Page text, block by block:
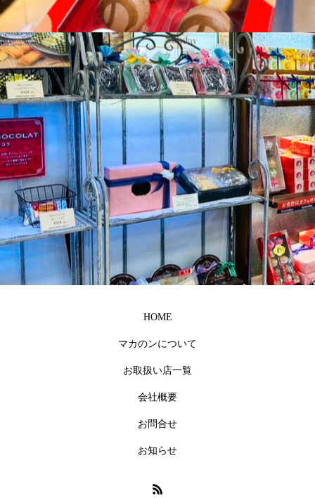
沖縄のお祝い事に
沖縄 マカのン
HOME
マカのンについて
お取扱い店一覧
会社概要
お問合せ
お知らせ